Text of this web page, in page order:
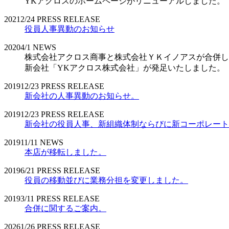
2021 2/24 PRESS RELEASE
役員人事異動のお知らせ
20204/1 NEWS
株式会社アクロス商事と株式会社ＹＫイノアスが合併し
新会社「YKアクロス株式会社」が発足いたしました。
201912/23 PRESS RELEASE
新会社の人事異動のお知らせ。
201912/23 PRESS RELEASE
新会社の役員人事、新組織体制ならびに新コーポレート
201911/11 NEWS
本店が移転しました。
20196/21 PRESS RELEASE
役員の移動並びに業務分担を変更しました。
20193/11 PRESS RELEASE
合併に関するご案内。
20261/26 PRESS RELEASE